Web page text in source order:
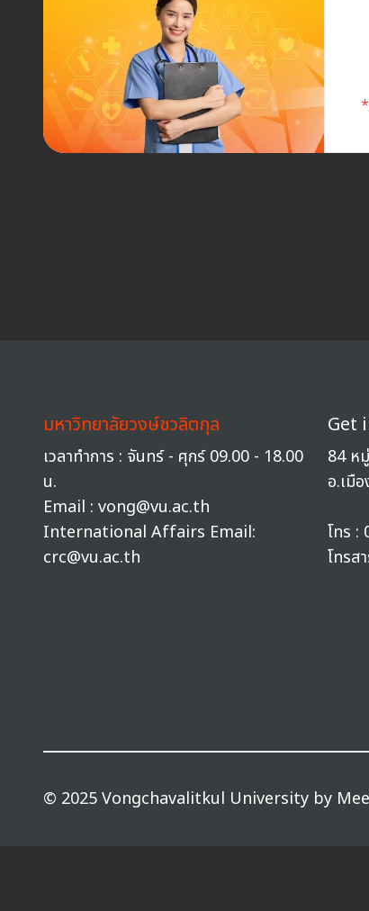
*
มหาวิทยาลัยวงษ์ชวลิตกุล
เวลาทำการ : จันทร์ - ศุกร์ 09.00 - 18.00
น.
Email : vong@vu.ac.th
International Affairs Email:
crc@vu.ac.th
Get
84 ห
อ.เมื
โทร :
โทรส
© 2025 Vongchavalitkul University by